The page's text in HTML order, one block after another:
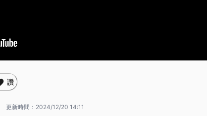
讚
更新時間： 2024/12/20 14:11